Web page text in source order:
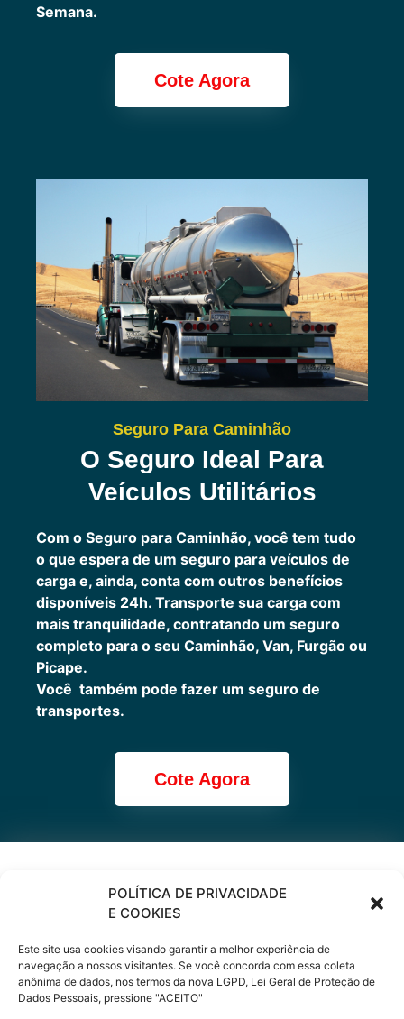
POLÍTICA DE PRIVACIDADE
E COOKIES
Este site usa cookies visando garantir a melhor experiência de
navegação a nossos visitantes. Se você concorda com essa coleta
anônima de dados, nos termos da nova LGPD, Lei Geral de Proteção de
Dados Pessoais, pressione "ACEITO"
Semana.
Cote Agora
Seguro Para Caminhão
O Seguro Ideal Para
Veículos Utilitários
Com o Seguro para Caminhão, você tem tudo
o que espera de um seguro para veículos de
carga e, ainda, conta com outros benefícios
disponíveis 24h. Transporte sua carga com
mais tranquilidade, contratando um seguro
completo para o seu Caminhão, Van, Furgão ou
Picape.
Você também pode fazer um seguro de
transportes.
Cote Agora
Cote online ou
peça via
WhatsApp